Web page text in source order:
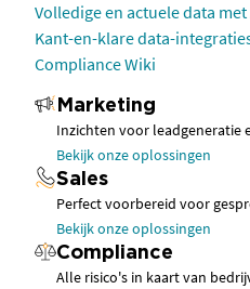
Volledige en actuele data met
Kant-en-klare data-
Compliance Wiki
Marketing
Inzichten voor leadgeneratie
Bekijk onze oplossingen
Sales
Perfect voorbereid voor
Bekijk onze oplossingen
Compliance
Alle risico's in kaart van